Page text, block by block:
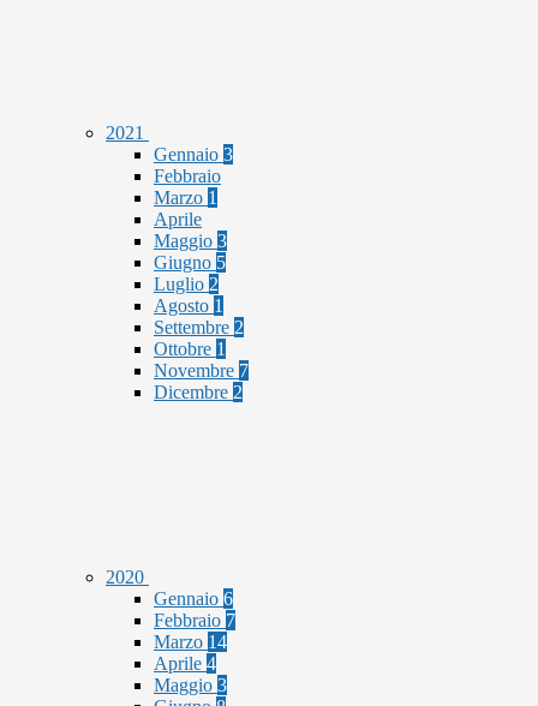
2021
Gennaio 3
Febbraio
Marzo 1
Aprile
Maggio 3
Giugno 5
Luglio 2
Agosto 1
Settembre 2
Ottobre 1
Novembre 7
Dicembre 2
2020
Gennaio 6
Febbraio 7
Marzo 14
Aprile 4
Maggio 3